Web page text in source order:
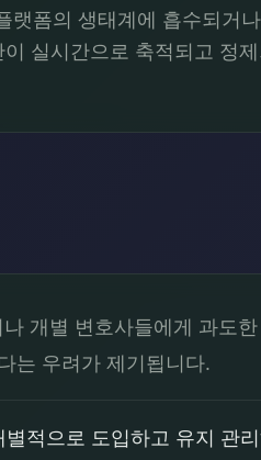
폼의 생태계에 흡수되거
실시간으로 축적되고 정
개별 변호사들에게 과도
는 우려가 제기됩니다.
적으로 도입하고 유지 관